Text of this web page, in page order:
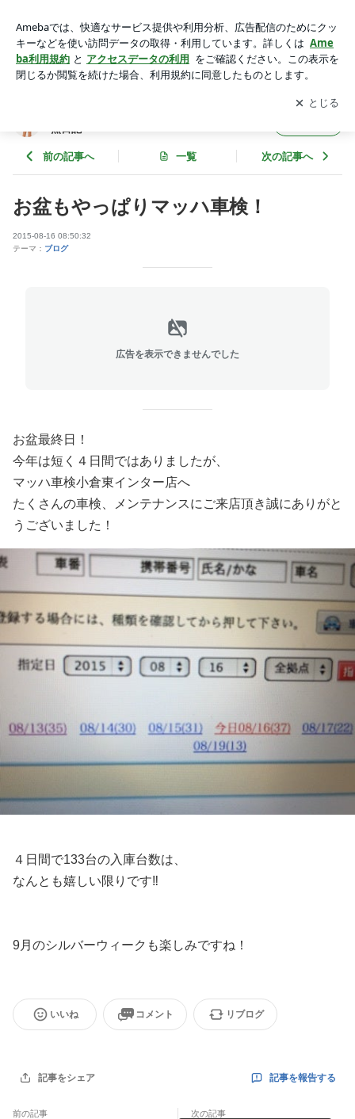
イザー南の徒然日記
アプリをダウンロードして ブログの更新通知
を受け取りまし
ょう。
開く
然日記
前の記事へ 一覧 次の記事へ
お盆もやっぱりマッハ車検！
2015-08-16 08:50:32
テーマ： ブログ
広告を表示できませんでした
お盆最終日！
今年は短く４日間ではありましたが、
マッハ車検小倉東インター店へ
たくさんの車検、メンテナンスにご来店頂き誠にありがと
うございました！
４日間で133台の入庫台数は、
なんとも嬉しい限りです‼︎
9月のシルバーウィークも楽しみですね！
いいね コメント リブログ
記事をシェア 記事を報告する
前の記事 次の記事